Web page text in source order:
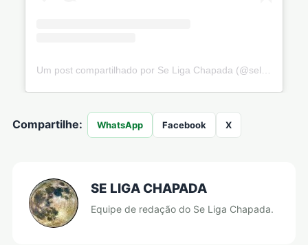
Compartilhe: WhatsApp Facebook X
SE LIGA CHAPADA
Equipe de redação do Se Liga Chapada.